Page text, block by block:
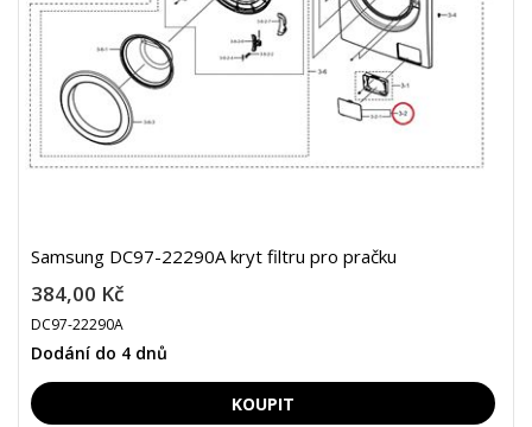
Samsung DC97-22290A kryt filtru pro pračku
384,00 Kč
DC97-22290A
Dodání do 4 dnů